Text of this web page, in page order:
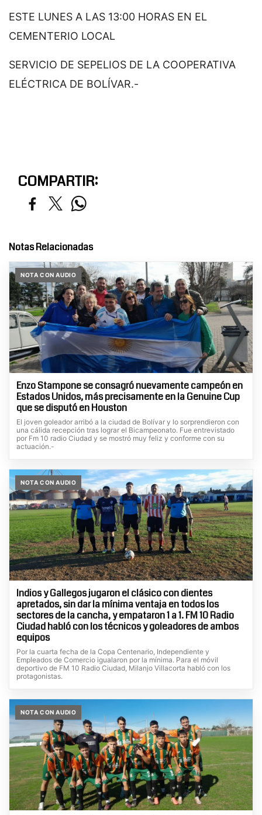
ESTE LUNES A LAS 13:00 HORAS EN EL
CEMENTERIO LOCAL
SERVICIO DE SEPELIOS DE LA COOPERATIVA
ELÉCTRICA DE BOLÍVAR.-
COMPARTIR:
Notas Relacionadas
NOTA CON AUDIO
Enzo Stampone se consagró nuevamente campeón en
Estados Unidos, más precisamente en la Genuine Cup
que se disputó en Houston
El joven goleador arribó a la ciudad de Bolívar y lo sorprendieron con
una cálida recepción tras lograr el Bicampeonato. Fue entrevistado
por Fm 10 radio Ciudad y se mostró muy feliz y conforme con su
actuación.-
NOTA CON AUDIO
Indios y Gallegos jugaron el clásico con dientes
apretados, sin dar la mínima ventaja en todos los
sectores de la cancha, y empataron 1 a 1. FM 10 Radio
Ciudad habló con los técnicos y goleadores de ambos
equipos
Por la cuarta fecha de la Copa Centenario, Independiente y
Empleados de Comercio igualaron por la mínima. Para el móvil
deportivo de FM 10 Radio Ciudad, Milanjo Villacorta habló con los
protagonistas.
NOTA CON AUDIO